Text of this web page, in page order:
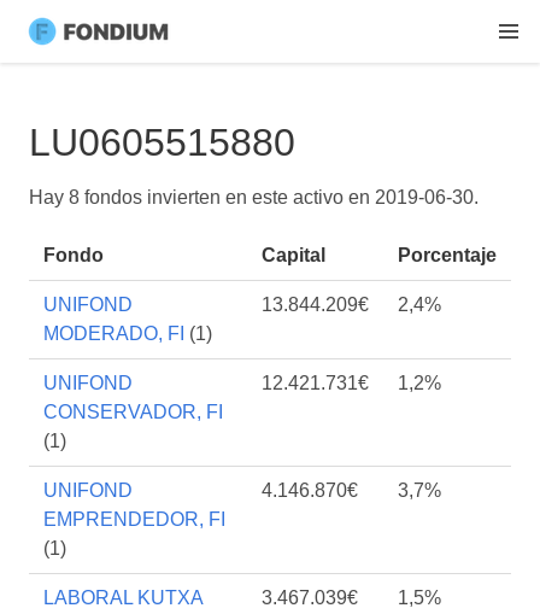
LU0605515880
Hay 8 fondos invierten en este activo en 2019-06-30.
Fondo Capital Porcentaje
UNIFOND
MODERADO, FI (1)
13.844.209€ 2,4%
UNIFOND
CONSERVADOR, FI
(1)
12.421.731€ 1,2%
UNIFOND
EMPRENDEDOR, FI
(1)
4.146.870€ 3,7%
LABORAL KUTXA
3.467.039€ 1,5%